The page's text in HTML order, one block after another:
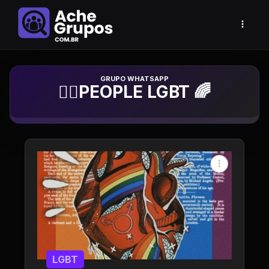
Grupo de Whatsapp
🏳️‍🌈PEOPLE LGBT 🌈
LGBT